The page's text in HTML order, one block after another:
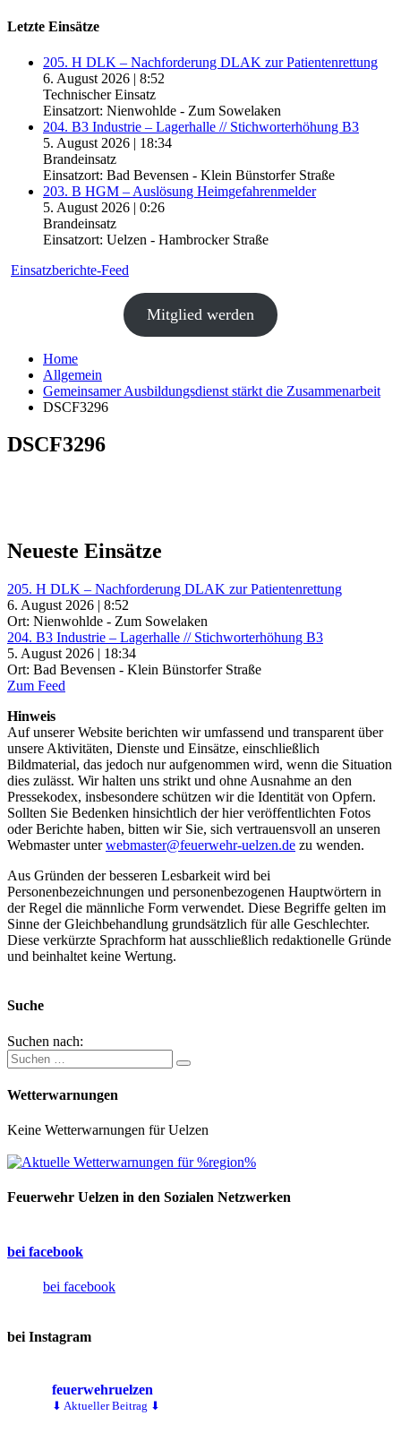
Letzte Einsätze
205. H DLK – Nachforderung DLAK zur Patientenrettung
6. August 2026 | 8:52
Technischer Einsatz
Einsatzort: Nienwohlde - Zum Sowelaken
204. B3 Industrie – Lagerhalle // Stichworterhöhung B3
5. August 2026 | 18:34
Brandeinsatz
Einsatzort: Bad Bevensen - Klein Bünstorfer Straße
203. B HGM – Auslösung Heimgefahrenmelder
5. August 2026 | 0:26
Brandeinsatz
Einsatzort: Uelzen - Hambrocker Straße
Einsatzberichte-Feed
Mitglied werden
Home
Allgemein
Gemeinsamer Ausbildungsdienst stärkt die Zusammenarbeit
DSCF3296
DSCF3296
Neueste Einsätze
205. H DLK – Nachforderung DLAK zur Patientenrettung
6. August 2026 | 8:52
Ort: Nienwohlde - Zum Sowelaken
204. B3 Industrie – Lagerhalle // Stichworterhöhung B3
5. August 2026 | 18:34
Ort: Bad Bevensen - Klein Bünstorfer Straße
Zum Feed
Hinweis
Auf unserer Website berichten wir umfassend und transparent über
unsere Aktivitäten, Dienste und Einsätze, einschließlich
Bildmaterial, das jedoch nur aufgenommen wird, wenn die Situation
dies zulässt. Wir halten uns strikt und ohne Ausnahme an den
Pressekodex, insbesondere schützen wir die Identität von Opfern.
Sollten Sie Bedenken hinsichtlich der hier veröffentlichten Fotos
oder Berichte haben, bitten wir Sie, sich vertrauensvoll an unseren
Webmaster unterwebmaster@feuerwehr-uelzen.de zu wenden.
Aus Gründen der besseren Lesbarkeit wird bei
Personenbezeichnungen und personenbezogenen Hauptwörtern in
der Regel die männliche Form verwendet. Diese Begriffe gelten im
Sinne der Gleichbehandlung grundsätzlich für alle Geschlechter.
Diese verkürzte Sprachform hat ausschließlich redaktionelle Gründe
und beinhaltet keine Wertung.
Suche
Suchen nach:
Wetterwarnungen
Keine Wetterwarnungen für Uelzen
Feuerwehr Uelzen in den Sozialen Netzwerken
bei facebook
bei facebook
bei Instagram
feuerwehruelzen
⬇ Aktueller Beitrag ⬇